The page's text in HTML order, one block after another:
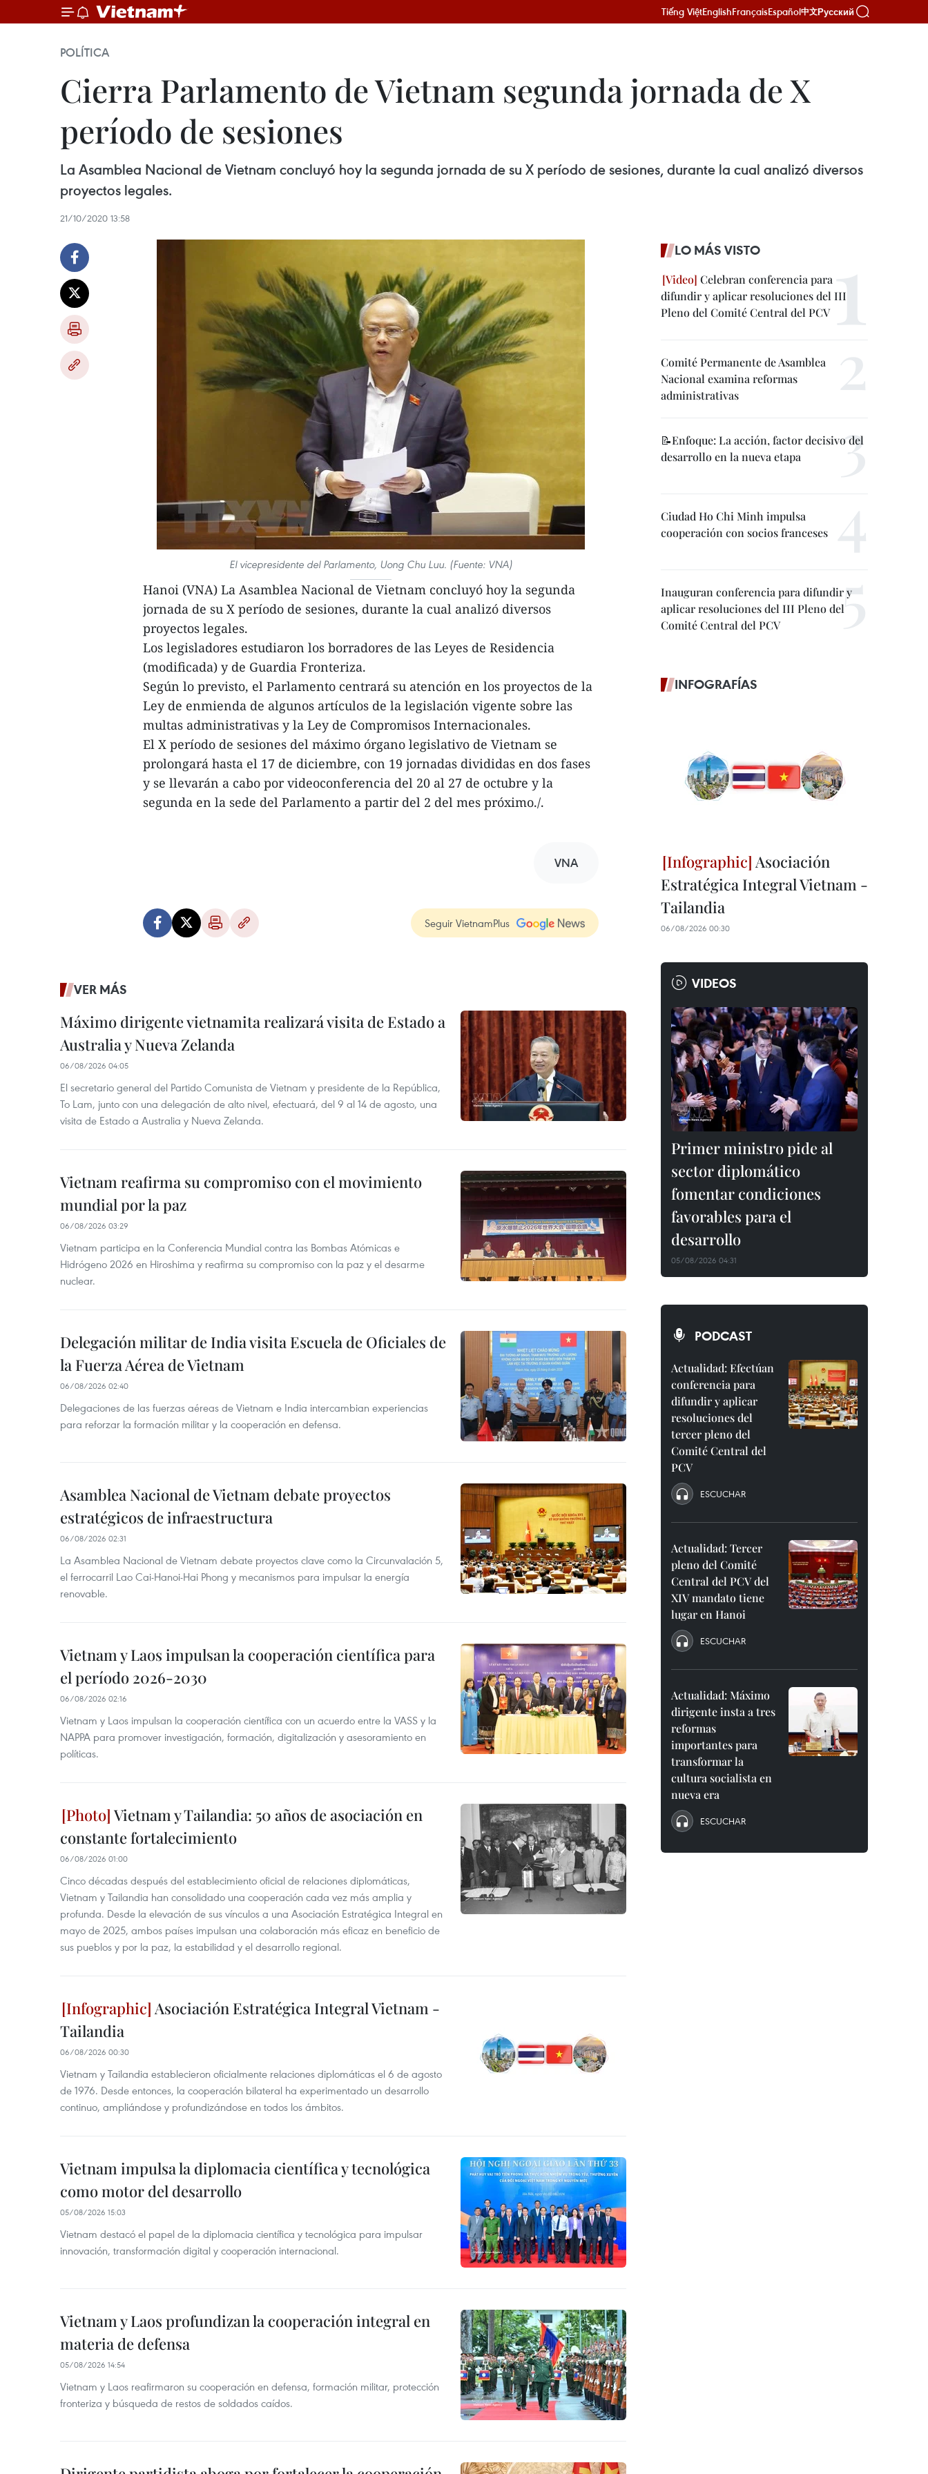
Tiếng ViệtEnglishFrançaisEspañol中文Русский
POLÍTICA
Cierra Parlamento de Vietnam segunda jornada de X
período de sesiones
La Asamblea Nacional de Vietnam concluyó hoy la segunda jornada de su X período de sesiones, durante la cual analizó diversos
proyectos legales.
21/10/2020 13:58
El vicepresidente del Parlamento, Uong Chu Luu. (Fuente: VNA)
Hanoi (VNA) La Asamblea Nacional de Vietnam concluyó hoy la segunda
jornada de su X período de sesiones, durante la cual analizó diversos
proyectos legales.
Los legisladores estudiaron los borradores de las Leyes de Residencia
(modificada) y de Guardia Fronteriza.
Según lo previsto, el Parlamento centrará su atención en los proyectos de la
Ley de enmienda de algunos artículos de la legislación vigente sobre las
multas administrativas y la Ley de Compromisos Internacionales.
El X período de sesiones del máximo órgano legislativo de Vietnam se
prolongará hasta el 17 de diciembre, con 19 jornadas divididas en dos fases
y se llevarán a cabo por videoconferencia del 20 al 27 de octubre y la
segunda en la sede del Parlamento a partir del 2 del mes próximo./.
VNA
Seguir VietnamPlus
VER MÁS
Máximo dirigente vietnamita realizará visita de Estado a
Australia y Nueva Zelanda
06/08/2026 04:05
El secretario general del Partido Comunista de Vietnam y presidente de la República,
To Lam, junto con una delegación de alto nivel, efectuará, del 9 al 14 de agosto, una
visita de Estado a Australia y Nueva Zelanda.
Vietnam reafirma su compromiso con el movimiento
mundial por la paz
06/08/2026 03:29
Vietnam participa en la Conferencia Mundial contra las Bombas Atómicas e
Hidrógeno 2026 en Hiroshima y reafirma su compromiso con la paz y el desarme
nuclear.
Delegación militar de India visita Escuela de Oficiales de
la Fuerza Aérea de Vietnam
06/08/2026 02:40
Delegaciones de las fuerzas aéreas de Vietnam e India intercambian experiencias
para reforzar la formación militar y la cooperación en defensa.
Asamblea Nacional de Vietnam debate proyectos
estratégicos de infraestructura
06/08/2026 02:31
La Asamblea Nacional de Vietnam debate proyectos clave como la Circunvalación 5,
el ferrocarril Lao Cai-Hanoi-Hai Phong y mecanismos para impulsar la energía
renovable.
Vietnam y Laos impulsan la cooperación científica para
el período 2026-2030
06/08/2026 02:16
Vietnam y Laos impulsan la cooperación científica con un acuerdo entre la VASS y la
NAPPA para promover investigación, formación, digitalización y asesoramiento en
políticas.
Vietnam y Tailandia: 50 años de asociación en
constante fortalecimiento
06/08/2026 01:00
Cinco décadas después del establecimiento oficial de relaciones diplomáticas,
Vietnam y Tailandia han consolidado una cooperación cada vez más amplia y
profunda. Desde la elevación de sus vínculos a una Asociación Estratégica Integral en
mayo de 2025, ambos países impulsan una colaboración más eficaz en beneficio de
sus pueblos y por la paz, la estabilidad y el desarrollo regional.
Asociación Estratégica Integral Vietnam -
Tailandia
06/08/2026 00:30
Vietnam y Tailandia establecieron oficialmente relaciones diplomáticas el 6 de agosto
de 1976. Desde entonces, la cooperación bilateral ha experimentado un desarrollo
continuo, ampliándose y profundizándose en todos los ámbitos.
Vietnam impulsa la diplomacia científica y tecnológica
como motor del desarrollo
05/08/2026 15:03
Vietnam destacó el papel de la diplomacia científica y tecnológica para impulsar
innovación, transformación digital y cooperación internacional.
Vietnam y Laos profundizan la cooperación integral en
materia de defensa
05/08/2026 14:54
Vietnam y Laos reafirmaron su cooperación en defensa, formación militar, protección
fronteriza y búsqueda de restos de soldados caídos.
LO MÁS VISTO
Celebran conferencia para
difundir y aplicar resoluciones del III
Pleno del Comité Central del PCV
Comité Permanente de Asamblea
Nacional examina reformas
administrativas
📝Enfoque: La acción, factor decisivo del
desarrollo en la nueva etapa
Ciudad Ho Chi Minh impulsa
cooperación con socios franceses
Inauguran conferencia para difundir y
aplicar resoluciones del III Pleno del
Comité Central del PCV
INFOGRAFÍAS
Asociación
Estratégica Integral Vietnam -
Tailandia
06/08/2026 00:30
VIDEOS
Primer ministro pide al
sector diplomático
fomentar condiciones
favorables para el
desarrollo
05/08/2026 04:31
PODCAST
Actualidad: Efectúan
conferencia para
difundir y aplicar
resoluciones del
tercer pleno del
Comité Central del
PCV
ESCUCHAR
Actualidad: Tercer
pleno del Comité
Central del PCV del
XIV mandato tiene
lugar en Hanoi
ESCUCHAR
Actualidad: Máximo
dirigente insta a tres
reformas
importantes para
transformar la
cultura socialista en
nueva era
ESCUCHAR